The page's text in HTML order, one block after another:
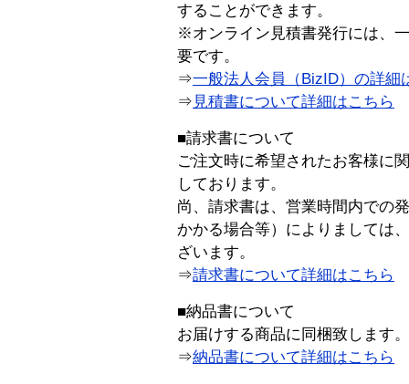
することができます。
※オンライン見積書発行には、
要です。
⇒一般法人会員（BizID）の詳細
⇒ 見積書について詳細はこちら
■請求書について
ご注文時に希望されたお客様に
しております。
尚、請求書は、営業時間内での
かかる場合等）によりましては
ざいます。
⇒請求書について詳細はこちら
■納品書について
お届けする商品に同梱致します。
⇒納品書について詳細はこちら